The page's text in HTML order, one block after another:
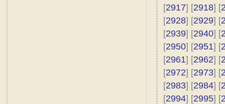
[2917] [2918] [
[2928] [2929] [
[2939] [2940] [
[2950] [2951] [
[2961] [2962] [
[2972] [2973] [
[2983] [2984] [
[2994] [2995] [